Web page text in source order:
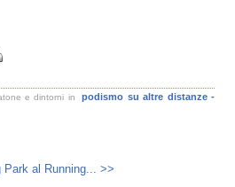
e dintorni in
podismo su altre distanze -
Park al Running... >>